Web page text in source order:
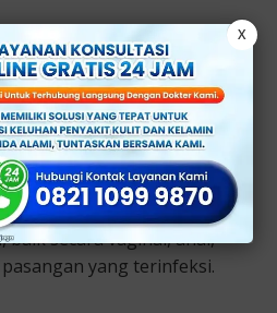
terjadi pada saat
secara vaginal, anal,
yang terinfeksi.
X